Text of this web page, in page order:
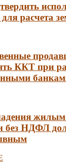
расчета
ККТ при
без НДФЛ